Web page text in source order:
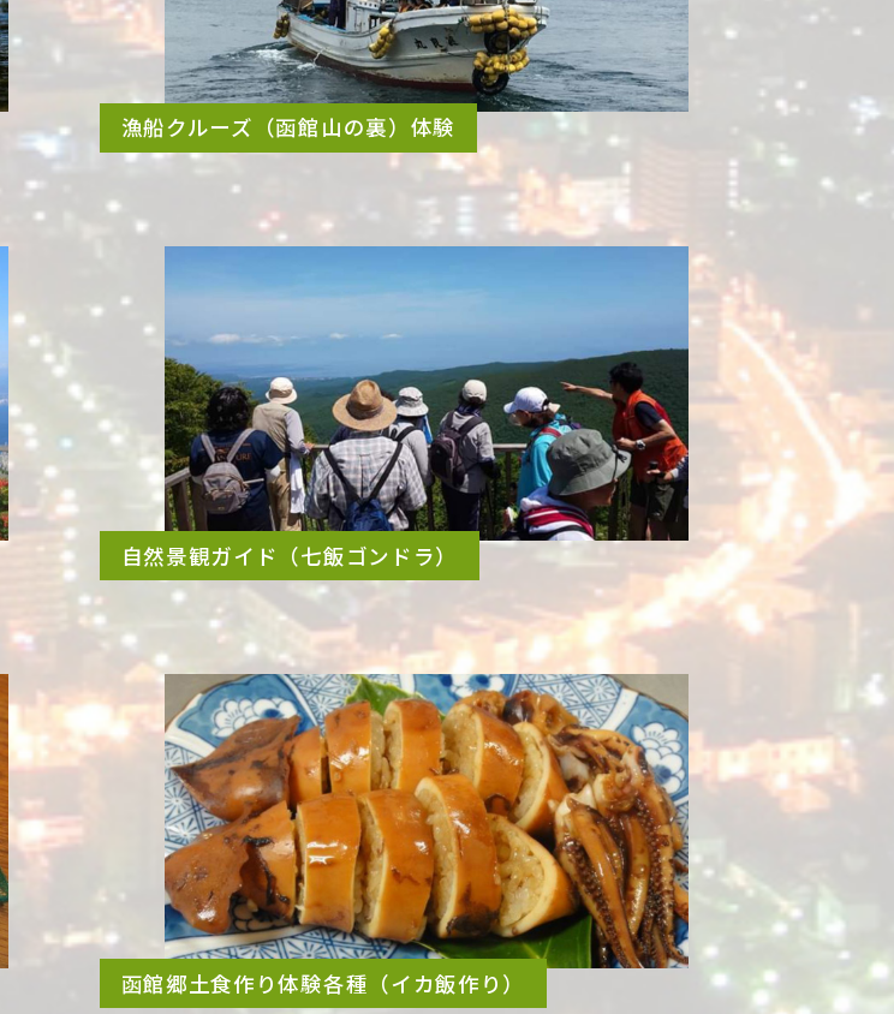
漁船クルーズ（函館山の裏）体験
自然景観ガイド（七飯ゴンドラ）
函館郷土食作り体験各種（イカ飯作り）